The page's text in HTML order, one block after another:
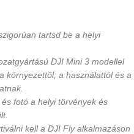
tartsd be a helyi
DJI Mini 3 modellel
környezettől; a használattól és a
fotó a helyi törvények és
kell a DJI Fly alkalmazáson